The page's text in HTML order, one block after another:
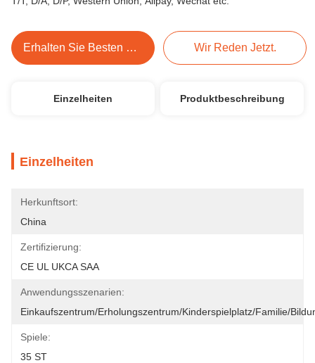
Erhalten Sie Besten Preis Wir Reden Jetzt.
Einzelheiten Produktbeschreibung
Einzelheiten
Herkunftsort:
China
Zertifizierung:
CE UL UKCA SAA
Anwendungsszenarien:
Einkaufszentrum/Erholungszentrum/Kinderspielplatz/Familie/
Spiele:
35 ST